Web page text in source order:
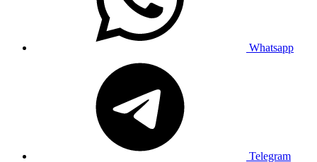
Whatsapp
Telegram